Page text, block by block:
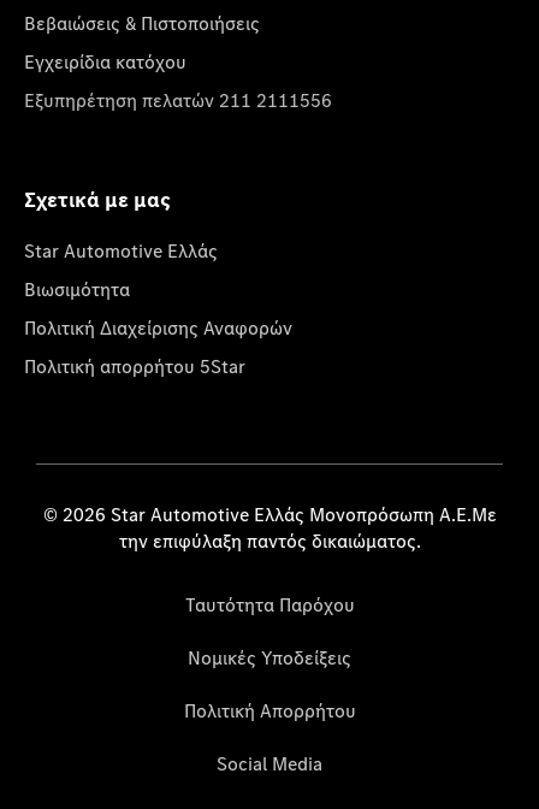
Βεβαιώσεις & Πιστοποιήσεις
Εγχειρίδια κατόχου
Εξυπηρέτηση πελατών 211 2111556
Σχετικά με μας
Star Automotive Ελλάς
Βιωσιμότητα
Πολιτική Διαχείρισης Αναφορών
Πολιτική απορρήτου 5Star
© 2026 Star Automotive Ελλάς Μονοπρόσωπη Α.Ε.Με
την επιφύλαξη παντός δικαιώματος.
Ταυτότητα Παρόχου
Νομικές Υποδείξεις
Πολιτική Απορρήτου
Social Media